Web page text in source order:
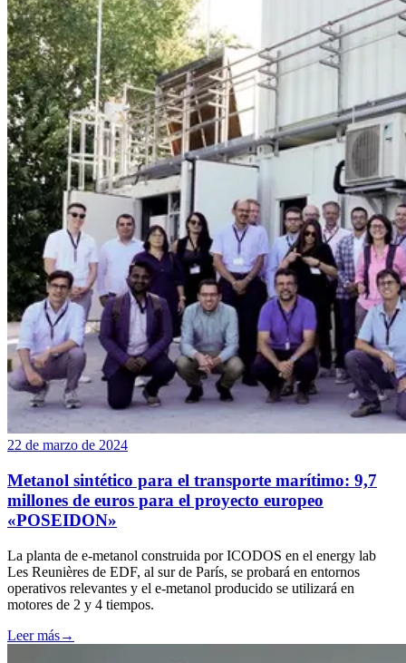
22 de marzo de 2024
Metanol sintético para el transporte marítimo: 9,7
millones de euros para el proyecto europeo
«POSEIDON»
La planta de e-metanol construida por ICODOS en el energy lab
Les Reunières de EDF, al sur de París, se probará en entornos
operativos relevantes y el e-metanol producido se utilizará en
motores de 2 y 4 tiempos.
Leer más→